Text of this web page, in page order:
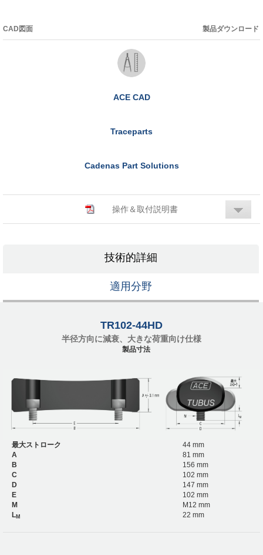
CAD図面 製品ダウンロード
ACE CAD
Traceparts
Cadenas Part Solutions
操作＆取付説明書
技術的詳細
適用分野
TR102-44HD
半径方向に減衰、大きな荷重向け仕様
製品寸法
最大ストローク
44 mm
A
81 mm
B
156 mm
C
102 mm
D
147 mm
E
102 mm
M
M12 mm
LM 22 mm